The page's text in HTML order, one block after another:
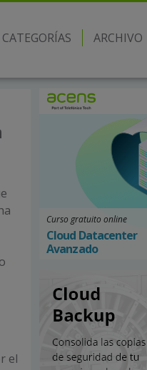
CATEGORÍAS ARCHIVO
el
Curso gratuito online
Cloud Datacenter
Avanzado